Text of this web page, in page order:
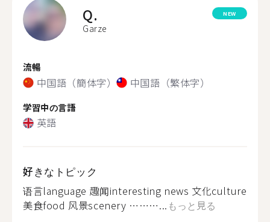
Q.
Garze
NEW
流暢
中国語（簡体字） 中国語（繁体字）
学習中の言語
英語
好きなトピック
语言language 趣闻interesting news 文化culture
美食food 风景scenery ………... もっと見る